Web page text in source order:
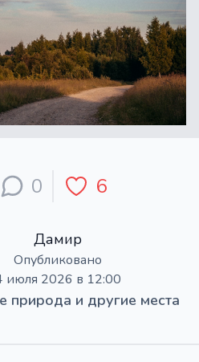
0 6
Дамир
Опубликовано
июля 2026 в 12:00
природа и другие места